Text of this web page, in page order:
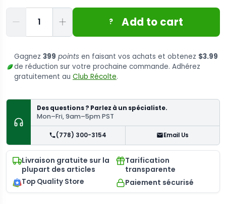
? Add to cart
Gagnez 399 points en faisant vos achats et obtenez $3.99
de réduction sur votre prochaine commande. Adhérez
gratuitement au Club Récolte.
Des questions ? Parlez à un spécialiste.
Mon–Fri, 9am–5pm PST
(778) 300-3154 Email Us
Livraison gratuite sur la
plupart des articles
Tarification
transparente
Top Quality Store Paiement sécurisé